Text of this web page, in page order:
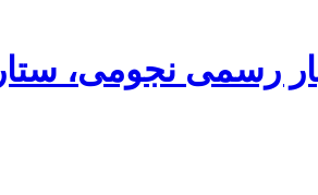
رسمی نجومی،